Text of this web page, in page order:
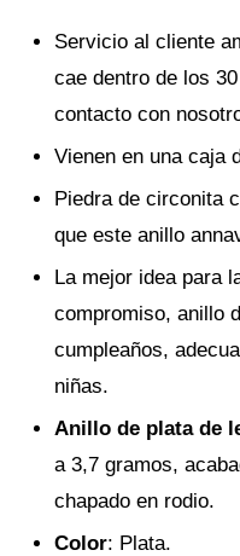
Servicio al cliente
cae dentro de los
contacto con
Vienen en una caja
Piedra de circonita
que este anillo
La mejor idea para
compromiso, anillo
cumpleaños,
niñas.
Anillo de plata de
a 3,7 gramos,
chapado en rodio.
Color: Plata.